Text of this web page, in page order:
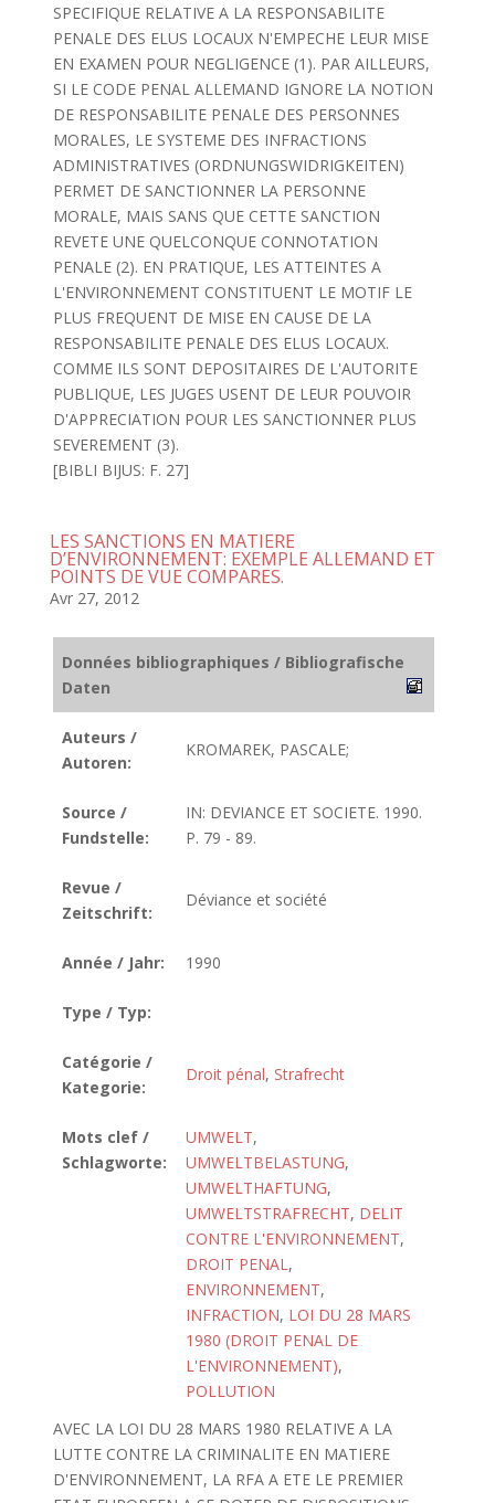
SPECIFIQUE RELATIVE A LA RESPONSABILITE
PENALE DES ELUS LOCAUX N'EMPECHE LEUR MISE
EN EXAMEN POUR NEGLIGENCE (1). PAR AILLEURS,
SI LE CODE PENAL ALLEMAND IGNORE LA NOTION
DE RESPONSABILITE PENALE DES PERSONNES
MORALES, LE SYSTEME DES INFRACTIONS
ADMINISTRATIVES (ORDNUNGSWIDRIGKEITEN)
PERMET DE SANCTIONNER LA PERSONNE
MORALE, MAIS SANS QUE CETTE SANCTION
REVETE UNE QUELCONQUE CONNOTATION
PENALE (2). EN PRATIQUE, LES ATTEINTES A
L'ENVIRONNEMENT CONSTITUENT LE MOTIF LE
PLUS FREQUENT DE MISE EN CAUSE DE LA
RESPONSABILITE PENALE DES ELUS LOCAUX.
COMME ILS SONT DEPOSITAIRES DE L'AUTORITE
PUBLIQUE, LES JUGES USENT DE LEUR POUVOIR
D'APPRECIATION POUR LES SANCTIONNER PLUS
SEVEREMENT (3).
[BIBLI BIJUS: F. 27]
LES SANCTIONS EN MATIERE
D’ENVIRONNEMENT: EXEMPLE ALLEMAND ET
POINTS DE VUE COMPARES.
Avr 27, 2012
Données bibliographiques / Bibliografische
Daten
Auteurs /
Autoren:
KROMAREK, PASCALE;
Source /
Fundstelle:
IN: DEVIANCE ET SOCIETE. 1990.
P. 79 - 89.
Revue /
Zeitschrift:
Déviance et société
Année / Jahr: 1990
Type / Typ:
Catégorie /
Kategorie:
Droit pénal, Strafrecht
Mots clef /
Schlagworte:
UMWELT,
UMWELTBELASTUNG,
UMWELTHAFTUNG,
UMWELTSTRAFRECHT, DELIT
CONTRE L'ENVIRONNEMENT,
DROIT PENAL,
ENVIRONNEMENT,
INFRACTION, LOI DU 28 MARS
1980 (DROIT PENAL DE
L'ENVIRONNEMENT),
POLLUTION
AVEC LA LOI DU 28 MARS 1980 RELATIVE A LA
LUTTE CONTRE LA CRIMINALITE EN MATIERE
D'ENVIRONNEMENT, LA RFA A ETE LE PREMIER